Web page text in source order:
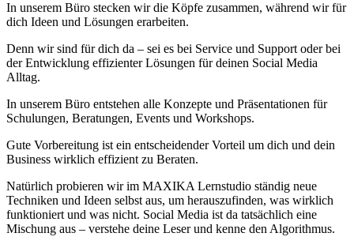
In unserem Büro stecken wir die Köpfe zusammen, während wir für
dich Ideen und Lösungen erarbeiten.
Denn wir sind für dich da – sei es bei Service und Support oder bei
der Entwicklung effizienter Lösungen für deinen Social Media
Alltag.
In unserem Büro entstehen alle Konzepte und Präsentationen für
Schulungen, Beratungen, Events und Workshops.
Gute Vorbereitung ist ein entscheidender Vorteil um dich und dein
Business wirklich effizient zu Beraten.
Natürlich probieren wir im MAXIKA Lernstudio ständig neue
Techniken und Ideen selbst aus, um herauszufinden, was wirklich
funktioniert und was nicht. Social Media ist da tatsächlich eine
Mischung aus – verstehe deine Leser und kenne den Algorithmus.